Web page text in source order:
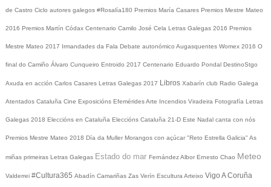
de Castro Ciclo autores galegos #Rosalía180 Premios María Casares Premios Mestre Mateo
2016 Premios Martín Códax Centenario Camilo José Cela Letras Galegas 2016 Premios
Mestre Mateo 2017 Irmandades da Fala Debate autonómico Augasquentes Womex 2016 O
final do Camiño Álvaro Cunqueiro Entroido 2017 Centenario Eduardo Pondal DestinoStgo
Axuda en acción Carlos Casares Letras Galegas 2017 Libros Xabarín club Radio Galega
Atentados Cataluña Cine Exposicións EfeméridesArte Incendios Viradeira Fotografía Letras
Galegas 2018 Eleccións en Cataluña Eleccións Cataluña 21-D Este Nadal canta con nós
Premios Mestre Mateo 2018 Día da Muller Morangos con açúcar "Reto Estrella Galicia" As
miñas primeiras Letras Galegas Estado do mar Fernández Albor Ernesto Chao Meteo
Valderrei #Cultura365 Abadín Camariñas Zas Verín Escultura Arteixo Vigo A Coruña